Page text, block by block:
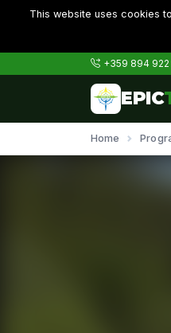
This website uses cookies
+359 894 922
EPIC
Home